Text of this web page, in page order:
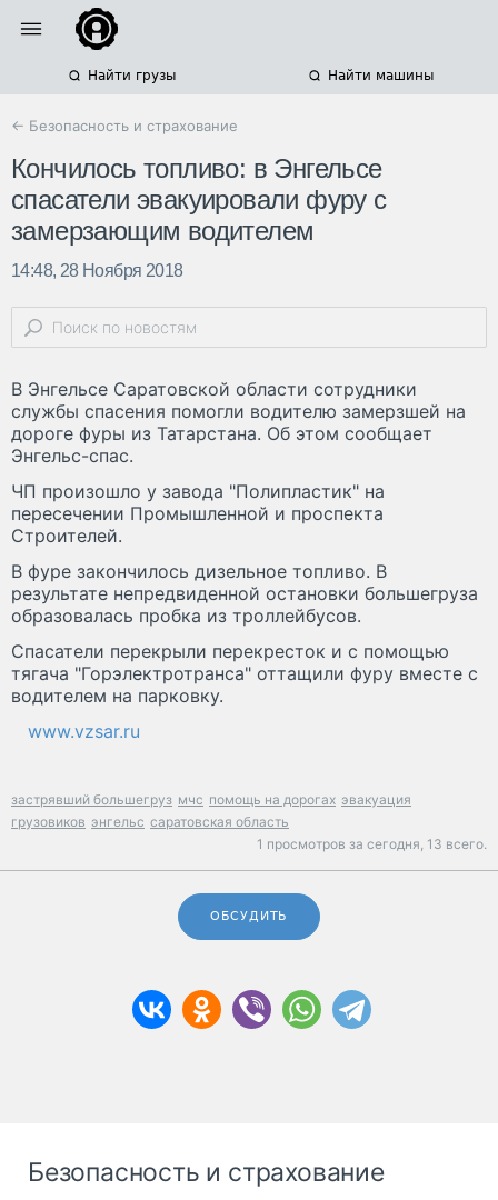
Найти грузы Найти машины
← Безопасность и страхование
Кончилось топливо: в Энгельсе
спасатели эвакуировали фуру с
замерзающим водителем
14:48, 28 Ноября 2018
В Энгельсе Саратовской области сотрудники
службы спасения помогли водителю замерзшей на
дороге фуры из Татарстана. Об этом сообщает
Энгельс-спас.
ЧП произошло у завода "Полипластик" на
пересечении Промышленной и проспекта
Строителей.
В фуре закончилось дизельное топливо. В
результате непредвиденной остановки большегруза
образовалась пробка из троллейбусов.
Спасатели перекрыли перекресток и с помощью
тягача "Горэлектротранса" оттащили фуру вместе с
водителем на парковку.
www.vzsar.ru
застрявший большегруз мчс помощь на дорогах эвакуация
грузовиков энгельс саратовская область
1 просмотров за сегодня, 13 всего.
ОБСУДИТЬ
Безопасность и страхование